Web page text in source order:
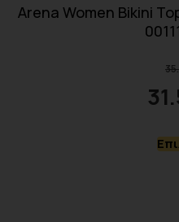
Arena Women Bikini